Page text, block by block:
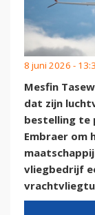
8 juni 2026 -
Mesfin
dat zijn
bestelling te
Embraer om
vliegbedrijf